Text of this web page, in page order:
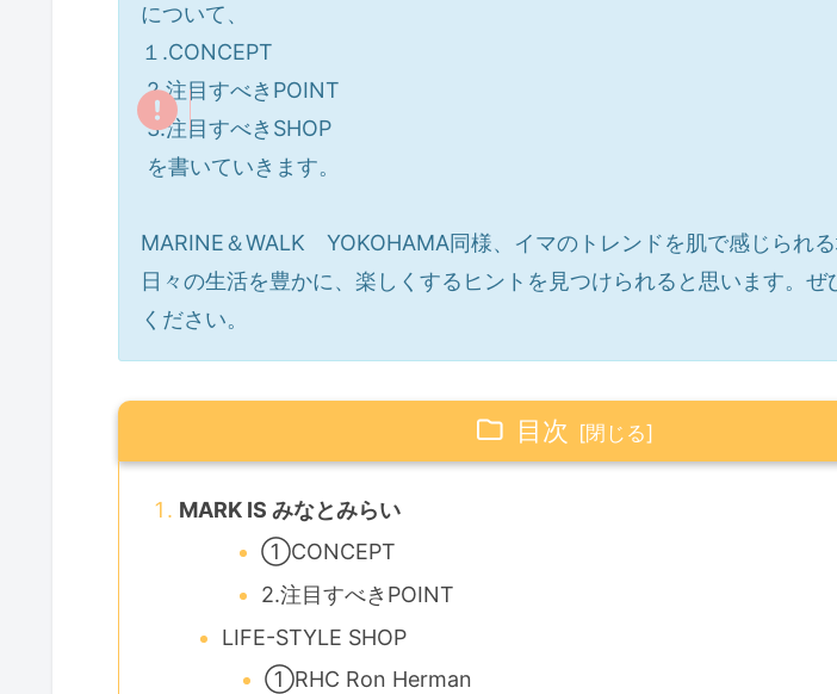
について、
１.CONCEPT
2.注目すべきPOINT
3.注目すべきSHOP
を書いていきます。
MARINE＆WALK YOKOHAMA同様、イマのトレンドを肌で感じられる
日々の生活を豊かに、楽しくするヒントを見つけられると思います。ぜ
ください。
目次
MARK IS みなとみらい
①CONCEPT
2.注目すべきPOINT
LIFE-STYLE SHOP
①RHC Ron Herman